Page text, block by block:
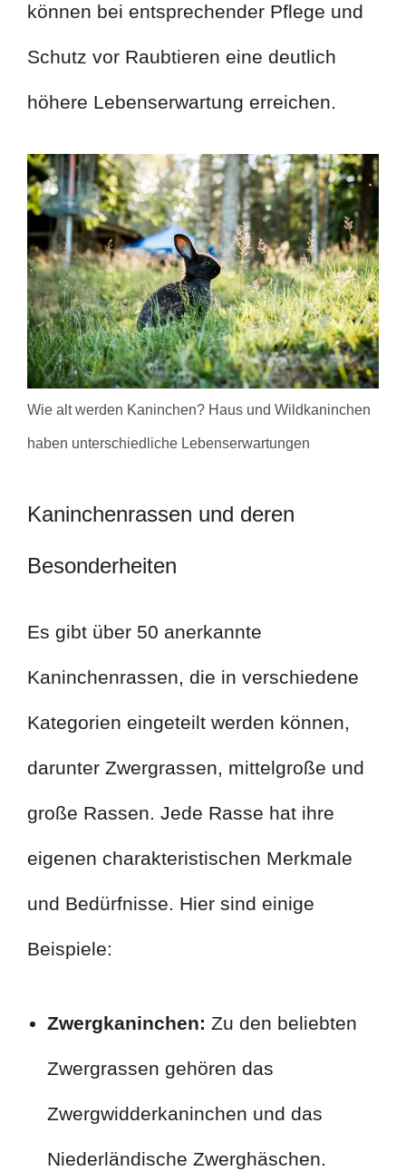
können bei entsprechender Pflege und
Schutz vor Raubtieren eine deutlich
höhere Lebenserwartung erreichen.
Wie alt werden Kaninchen? Haus und Wildkaninchen
haben unterschiedliche Lebenserwartungen
Kaninchenrassen und deren
Besonderheiten
Es gibt über 50 anerkannte
Kaninchenrassen, die in verschiedene
Kategorien eingeteilt werden können,
darunter Zwergrassen, mittelgroße und
große Rassen. Jede Rasse hat ihre
eigenen charakteristischen Merkmale
und Bedürfnisse. Hier sind einige
Beispiele:
Zwergkaninchen: Zu den beliebten
Zwergrassen gehören das
Zwergwidderkaninchen und das
Niederländische Zwerghäschen.